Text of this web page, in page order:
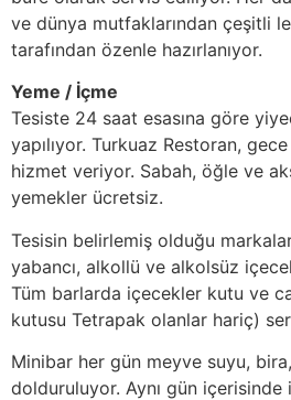
ve dünya mutfaklarından çeşitli
tarafından özenle hazırlanıyor.
Yeme / İçme
Tesiste 24 saat esasına göre
yapılıyor. Turkuaz Restoran,
hizmet veriyor. Sabah, öğle ve
yemekler ücretsiz.
Tesisin belirlemiş olduğu
yabancı, alkollü ve alkolsüz
Tüm barlarda içecekler kutu ve
kutusu Tetrapak olanlar hariç)
Minibar her gün meyve suyu,
dolduruluyor. Aynı gün